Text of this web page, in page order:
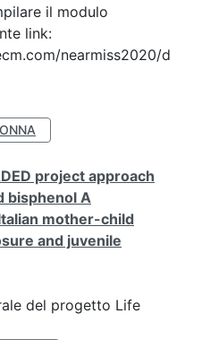
il modulo
link:
nearmiss2020/d
project approach
bisphenol A
mother-child
and juvenile
del progetto Life